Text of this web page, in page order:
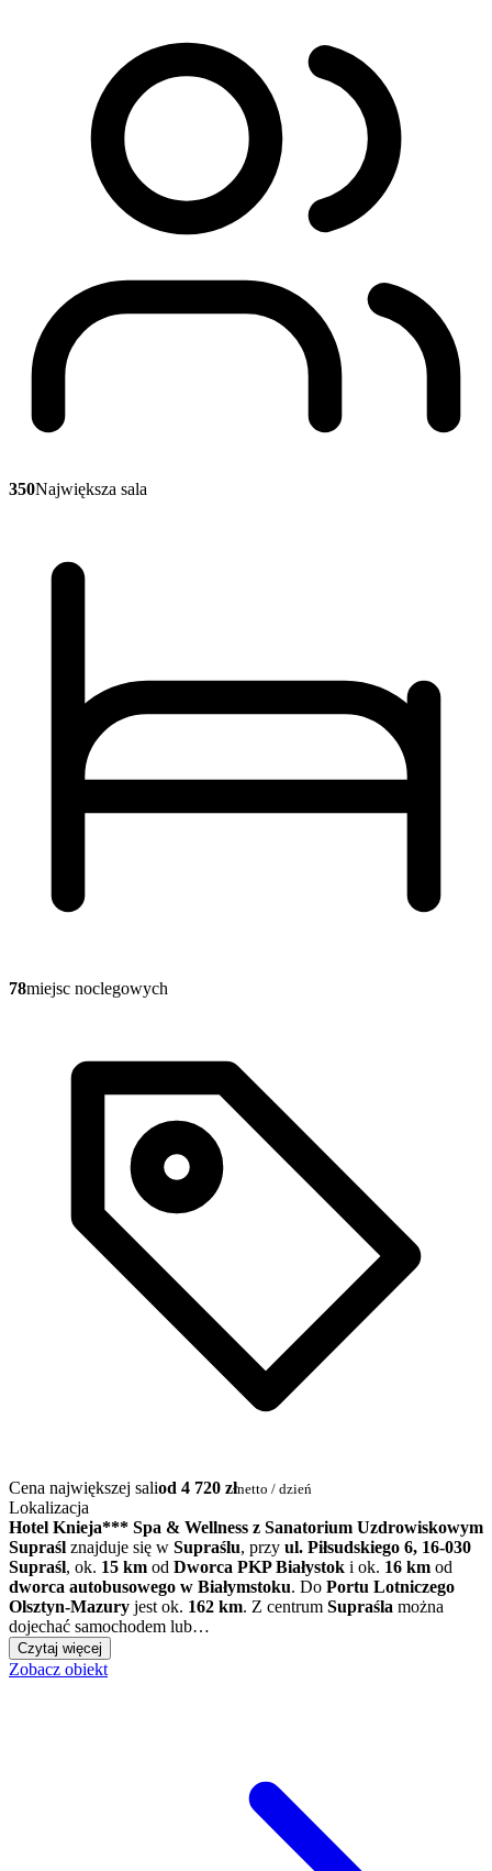
350Największa sala
78miejsc noclegowych
Cena największej saliod 4 720 złnetto / dzień
Lokalizacja
Hotel Knieja*** Spa & Wellness z Sanatorium Uzdrowiskowym
Supraśl znajduje się w Supraślu, przy ul. Piłsudskiego 6, 16-030
Supraśl, ok. 15 km od Dworca PKP Białystok i ok. 16 km od
dworca autobusowego w Białymstoku. Do Portu Lotniczego
Olsztyn-Mazury jest ok. 162 km. Z centrum Supraśla można
dojechać samochodem lub…
Czytaj więcej
Zobacz obiekt